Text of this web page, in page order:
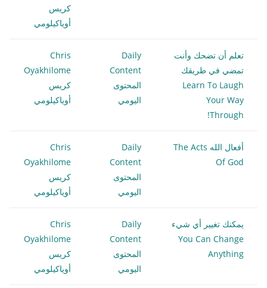
كريس
أوياكيلومي
تعلم أن تضحك وأنت
تمضي في طريقك
Learn To Laugh
Your Way
Through!
Daily
Content
المحتوى
اليومي
Chris
Oyakhilome
كريس
أوياكيلومي
أفعال الله The Acts
Of God
Daily
Content
المحتوى
اليومي
Chris
Oyakhilome
كريس
أوياكيلومي
يمكنك تغيير أي شيء
You Can Change
Anything
Daily
Content
المحتوى
اليومي
Chris
Oyakhilome
كريس
أوياكيلومي